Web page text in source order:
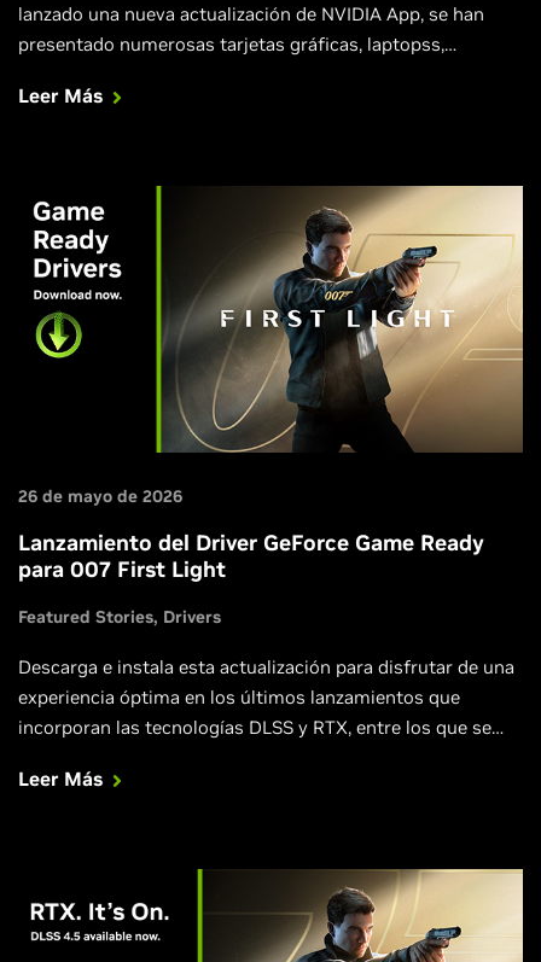
lanzado una nueva actualización de NVIDIA App, se han
presentado numerosas tarjetas gráficas, laptopss,
los agentes de IA locales ahora son más rápidos,
Leer Más
26 de mayo de 2026
Lanzamiento del Driver GeForce Game Ready
para 007 First Light
Featured Stories Drivers
Descarga e instala esta actualización para disfrutar de una
experiencia óptima en los últimos lanzamientos que
incorporan las tecnologías DLSS y RTX, entre los que se
Dark Knight, EA SPORTS™ F1® 25: 2026 Season Pack y
Leer Más